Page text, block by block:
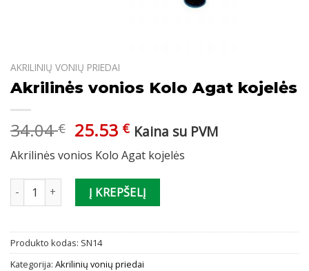
AKRILINIŲ VONIŲ PRIEDAI
Akrilinės vonios Kolo Agat kojelės
34.04€ Original
price
was:
34.04 €.
25.53 €Current
price
is:
25.53 €.
Kaina su PVM
Akrilinės vonios Kolo Agat kojelės
produkto kiekis: Akrilinės vonios Kolo Agat kojelės
Į KREPŠELĮ
Produkto kodas: SN14
Kategorija: Akrilinių vonių priedai